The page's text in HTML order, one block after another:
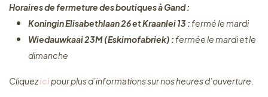
Horaires de fermeture des boutiques à Gand :
Koningin Elisabethlaan 26 et Kraanlei 13 :fermé le mardi
Wiedauwkaai 23M (Eskimofabriek) :fermée le mardi et le
dimanche
Cliquez ​icipour plus d’informations sur nos heures d’ouverture.